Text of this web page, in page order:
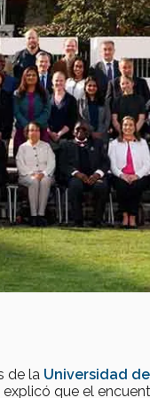
de la Universidad
explicó que el